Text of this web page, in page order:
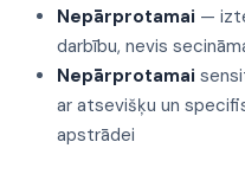
Nepārprotamai —
darbību, nevis
Nepārprotamai
ar atsevišķu un
apstrādei